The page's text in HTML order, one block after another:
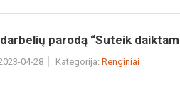
parodą “Suteik
04-28 Kategorija: Renginiai